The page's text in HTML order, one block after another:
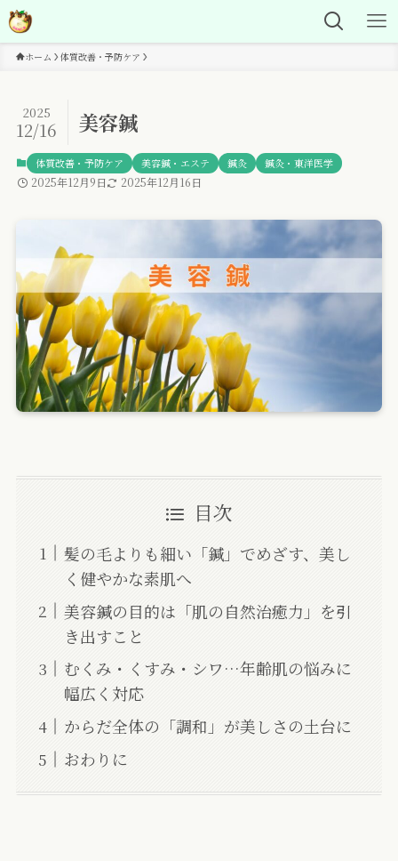
ホーム 体質改善・予防ケア
美容鍼
2025
12/16
体質改善・予防ケア 美容鍼・エステ 鍼灸 鍼灸・東洋医学
2025年12月9日 2025年12月16日
目次
髪の毛よりも細い「鍼」でめざす、美し
く健やかな素肌へ
美容鍼の目的は「肌の自然治癒力」を引
き出すこと
むくみ・くすみ・シワ…年齢肌の悩みに
幅広く対応
からだ全体の「調和」が美しさの土台に
おわりに